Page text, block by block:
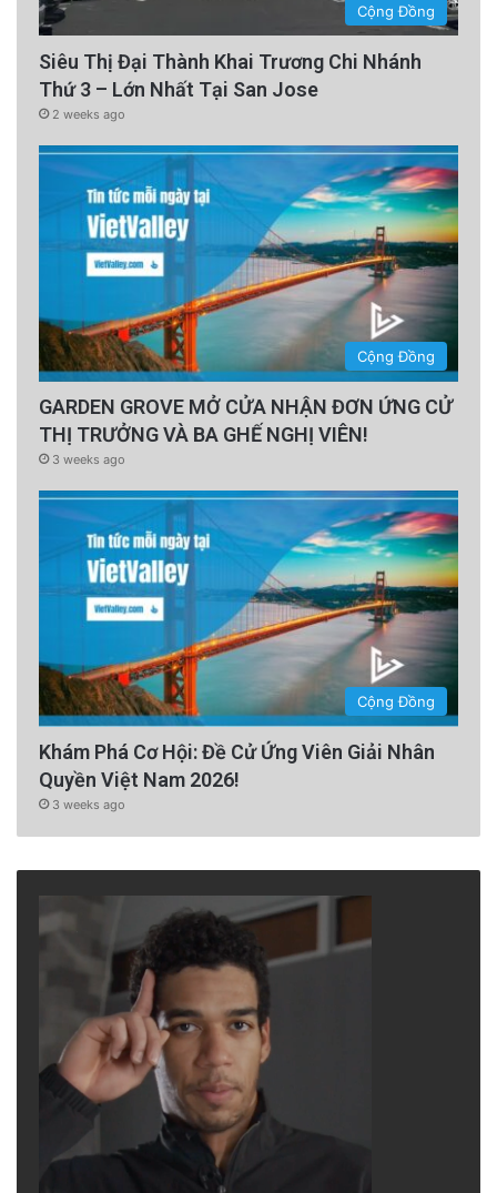
Cộng Đồng
Siêu Thị Đại Thành Khai Trương Chi Nhánh
Thứ 3 – Lớn Nhất Tại San Jose
2 weeks ago
Cộng Đồng
GARDEN GROVE MỞ CỬA NHẬN ĐƠN ỨNG CỬ
THỊ TRƯỞNG VÀ BA GHẾ NGHỊ VIÊN!
3 weeks ago
Cộng Đồng
Khám Phá Cơ Hội: Đề Cử Ứng Viên Giải Nhân
Quyền Việt Nam 2026!
3 weeks ago